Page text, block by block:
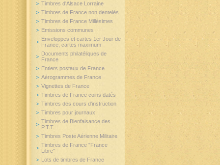
Timbres d'Alsace Lorraine
Timbres de France non dentelés
Timbres de France Millésimes
Emissions communes
Enveloppes et cartes 1er Jour de
France, cartes maximum
Documents philatéliques de
France
Entiers postaux de France
Aérogrammes de France
Vignettes de France
Timbres de France coins datés
Timbres des cours d'instruction
Timbres pour journaux
Timbres de Bienfaisance des
P.T.T.
Timbres Poste Aérienne Militaire
Timbres de France "France
Libre"
Lots de timbres de France